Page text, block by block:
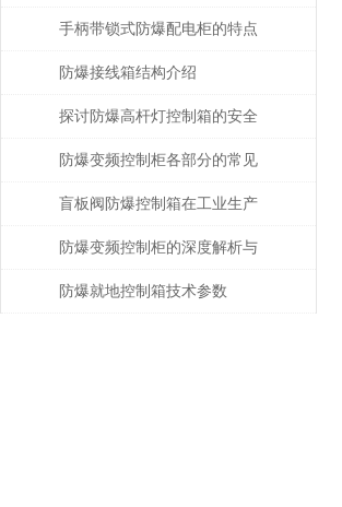
手柄带锁式防爆配电柜的特点
和要求说明
防爆接线箱结构介绍
探讨防爆高杆灯控制箱的安全
性与实用性
防爆变频控制柜各部分的常见
故障及主要原因
盲板阀防爆控制箱在工业生产
中具有很多的优势
防爆变频控制柜的深度解析与
应用探讨
防爆就地控制箱技术参数